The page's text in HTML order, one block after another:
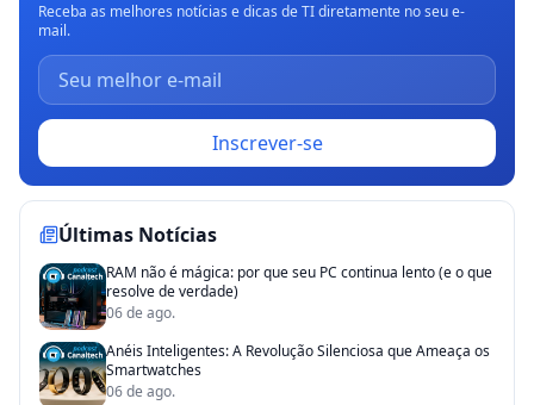
Receba as melhores notícias e dicas de TI diretamente no seu e-
mail.
Inscrever-se
Últimas Notícias
RAM não é mágica: por que seu PC continua lento (e o que
resolve de verdade)
06 de ago.
Anéis Inteligentes: A Revolução Silenciosa que Ameaça os
Smartwatches
06 de ago.